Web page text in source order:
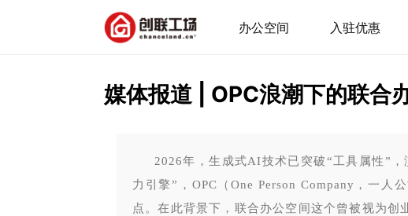
办公空间 入驻优惠
媒体报道 | OPC浪潮下的联合
2026年，生成式AI技术已突破“工具属性”
力引擎”， OPC（One Person Company，一人
点。在此背景下， 联合办公空间这个曾被视为创